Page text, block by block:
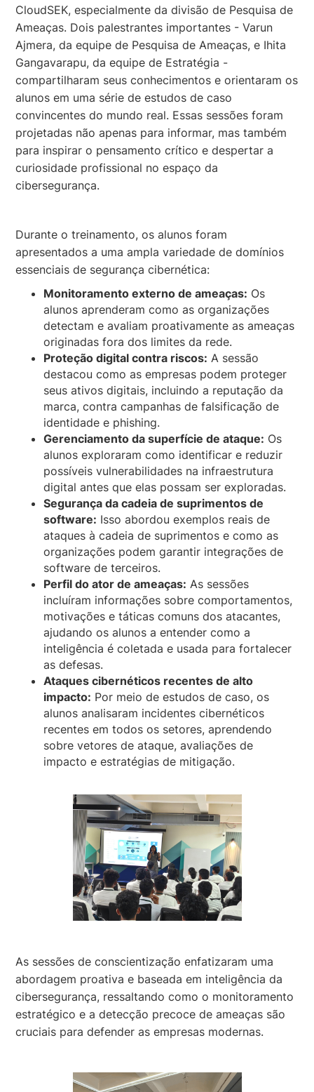
CloudSEK, especialmente da divisão de Pesquisa de
Ameaças. Dois palestrantes importantes - Varun
Ajmera, da equipe de Pesquisa de Ameaças, e Ihita
Gangavarapu, da equipe de Estratégia -
compartilharam seus conhecimentos e orientaram os
alunos em uma série de estudos de caso
convincentes do mundo real. Essas sessões foram
projetadas não apenas para informar, mas também
para inspirar o pensamento crítico e despertar a
curiosidade profissional no espaço da
cibersegurança.
Durante o treinamento, os alunos foram
apresentados a uma ampla variedade de domínios
essenciais de segurança cibernética:
Monitoramento externo de ameaças: Os
alunos aprenderam como as organizações
detectam e avaliam proativamente as ameaças
originadas fora dos limites da rede.
Proteção digital contra riscos: A sessão
destacou como as empresas podem proteger
seus ativos digitais, incluindo a reputação da
marca, contra campanhas de falsificação de
identidade e phishing.
Gerenciamento da superfície de ataque: Os
alunos exploraram como identificar e reduzir
possíveis vulnerabilidades na infraestrutura
digital antes que elas possam ser exploradas.
Segurança da cadeia de suprimentos de
software: Isso abordou exemplos reais de
ataques à cadeia de suprimentos e como as
organizações podem garantir integrações de
software de terceiros.
Perfil do ator de ameaças: As sessões
incluíram informações sobre comportamentos,
motivações e táticas comuns dos atacantes,
ajudando os alunos a entender como a
inteligência é coletada e usada para fortalecer
as defesas.
Ataques cibernéticos recentes de alto
impacto: Por meio de estudos de caso, os
alunos analisaram incidentes cibernéticos
recentes em todos os setores, aprendendo
sobre vetores de ataque, avaliações de
impacto e estratégias de mitigação.
As sessões de conscientização enfatizaram uma
abordagem proativa e baseada em inteligência da
cibersegurança, ressaltando como o monitoramento
estratégico e a detecção precoce de ameaças são
cruciais para defender as empresas modernas.